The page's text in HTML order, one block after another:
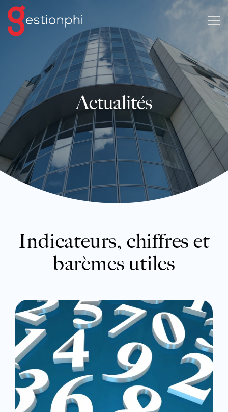
Actualités
Indicateurs, chiffres et
barèmes utiles